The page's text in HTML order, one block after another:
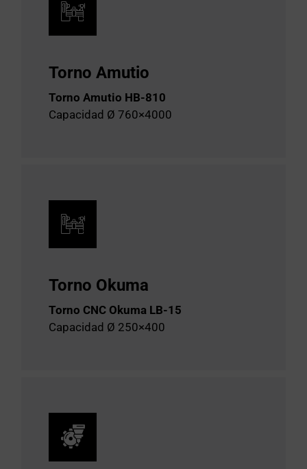
Torno Amutio
Torno Amutio HB-810
Capacidad Ø 760×4000
Torno Okuma
Torno CNC Okuma LB-15
Capacidad Ø 250×400